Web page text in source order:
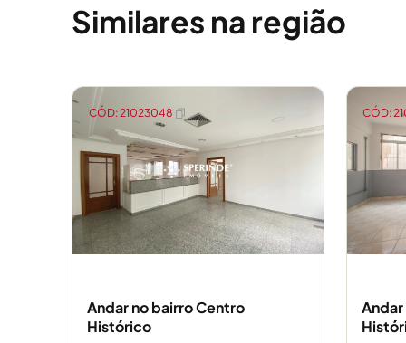
Similares na região
Andar no bairro Centro
Histórico
CÓD: 21023048 CÓD: